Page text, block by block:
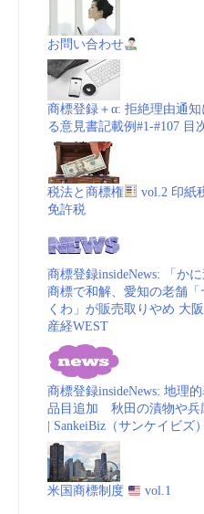
お問い合わせ
商標登録＋α: 拒絶理由通知
る意見書記載例#1-#107
税法と商標権
vol.2 印紙
免許税
商標登録insideNews: 「かに
商標で和解、愛知の老舗「
くわ」が販売取りやめ 大
産経WEST
商標登録insideNews: 地理
品目追加 秋田の漬物や兵
| SankeiBiz（サンケイビズ）
米国商標制度 vol.1